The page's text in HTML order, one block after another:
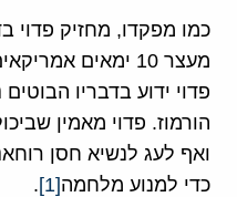
כמו מפקדו, מחזיק
פדוי ידוע בדבריו
הורמוז. פדוי מאמין
ואף לעג לנשיא חסן
כדי למנוע מלחמה[1]
.